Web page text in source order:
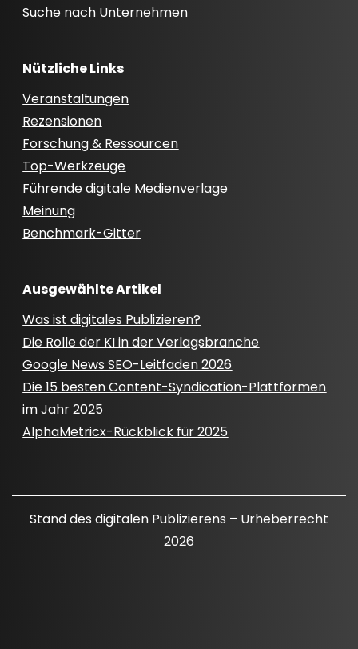
Suche nach Unternehmen
Nützliche Links
Veranstaltungen
Rezensionen
Forschung & Ressourcen
Top-Werkzeuge
Führende digitale Medienverlage
Meinung
Benchmark-Gitter
Ausgewählte Artikel
Was ist digitales Publizieren?
Die Rolle der KI in der Verlagsbranche
Google News SEO-Leitfaden 2026
Die 15 besten Content-Syndication-Plattformen
im Jahr 2025
AlphaMetricx-Rückblick für 2025
Stand des digitalen Publizierens – Urheberrecht
2026